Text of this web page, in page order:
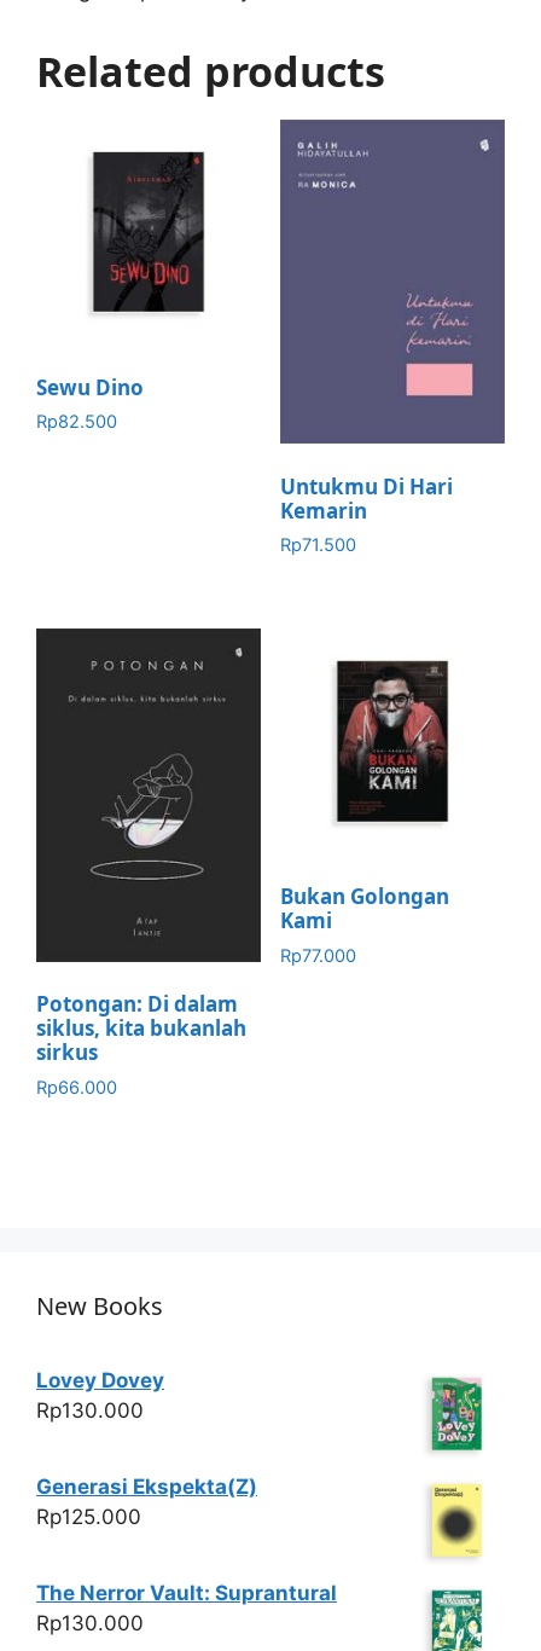
Related products
Sewu Dino
Rp82.500
Untukmu Di Hari
Kemarin
Rp71.500
Potongan: Di dalam
siklus, kita bukanlah
sirkus
Rp66.000
Bukan Golongan
Kami
Rp77.000
New Books
Lovey Dovey
Rp130.000
Generasi Ekspekta(Z)
Rp125.000
The Nerror Vault: Suprantural
Rp130.000